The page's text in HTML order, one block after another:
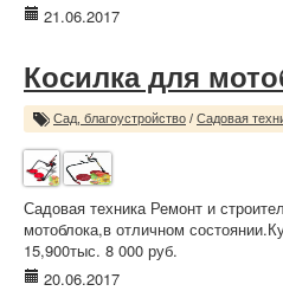
21.06.2017
Косилка для
Сад, благоустройство / Садовая
Садовая техника Ремонт и
мотоблока,в отличном
15,900тыс. 8 000 руб.
20.06.2017